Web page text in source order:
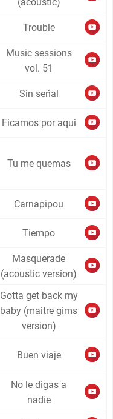
Trouble
Music sessions
vol. 51
Sin señal
Ficamos por aqui
Tu me quemas
Carnapipou
Tiempo
Masquerade
(acoustic version)
Gotta get back my
baby (maitre gims
version)
Buen viaje
No le digas a
nadie